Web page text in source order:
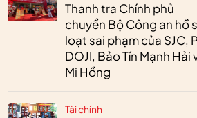
Thanh tra Chính phủ
chuyển Bộ Công an hồ
loạt sai phạm của SJC,
DOJI, Bảo Tín Mạnh Hải
Mi Hồng
Tài chính